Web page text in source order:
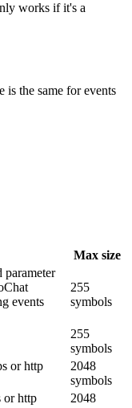
works if it's a
is the same for events
Max size
parameter
events
255
symbols
255
symbols
or http
2048
symbols
or http
2048